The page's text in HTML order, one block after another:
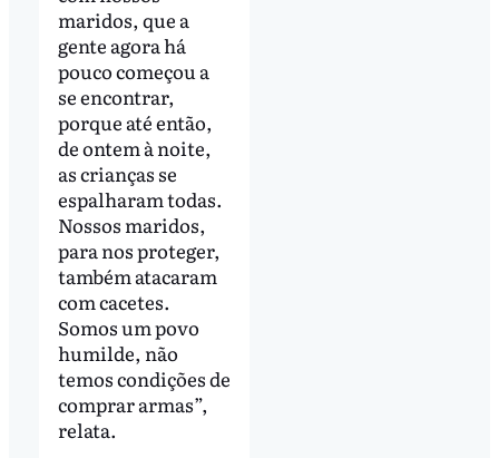
maridos, que a
gente agora há
pouco começou a
se encontrar,
porque até então,
de ontem à noite,
as crianças se
espalharam todas.
Nossos maridos,
para nos proteger,
também atacaram
com cacetes.
Somos um povo
humilde, não
temos condições de
comprar armas”,
relata.